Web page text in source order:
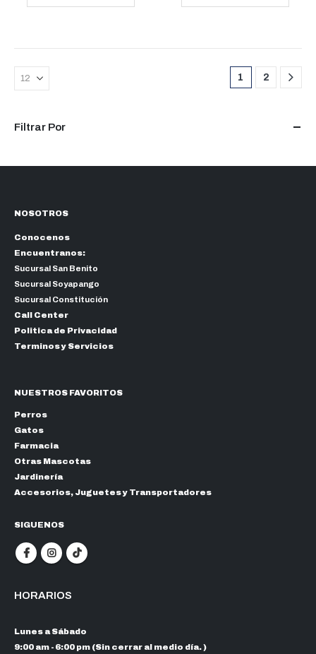
1 2
Filtrar Por
NOSOTROS
Conocenos
Encuentranos:
Sucursal San Benito
Sucursal Soyapango
Sucursal Constitución
Call Center
Politica de Privacidad
Terminos y Servicios
NUESTROS FAVORITOS
Perros
Gatos
Farmacia
Otras Mascotas
Jardinería
Accesorios, Juguetes y Transportadores
SIGUENOS
HORARIOS
Lunes a Sábado
9:00 am - 6:00 pm (Sin cerrar al medio día. )